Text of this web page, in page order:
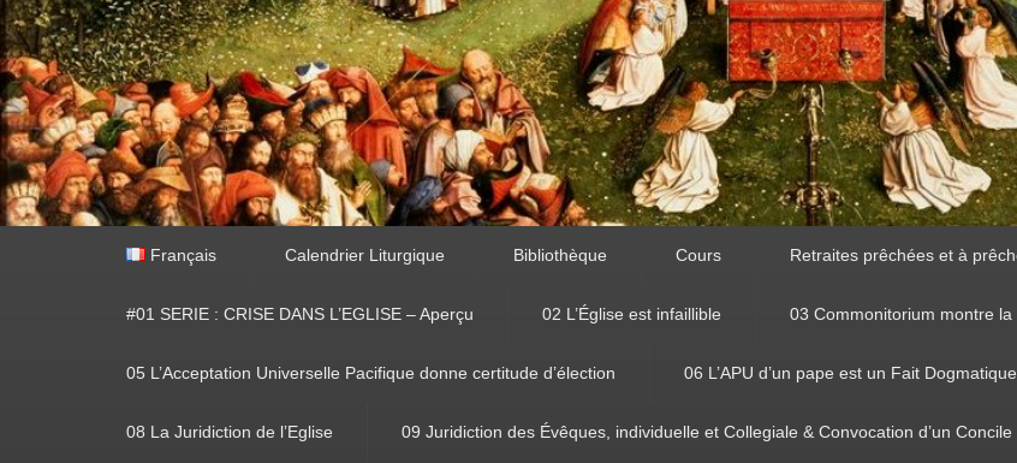
Français Calendrier Liturgique Bibliothèque Cours Retraites prêchées et à
#01 SERIE : CRISE DANS L’EGLISE – Aperçu 02 L’Église est infaillible 03 Commonitorium montre la
05 L’Acceptation Universelle Pacifique donne certitude d’élection 06 L’APU d’un pape est un Fait Dogmatique
08 La Juridiction de l’Eglise 09 Juridiction des Évêques, individuelle et Collegiale & Convocation d’un Concile